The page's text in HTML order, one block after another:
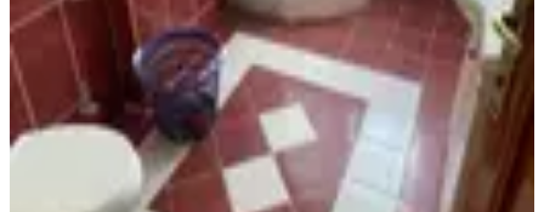
28.000 ₺
Destan EmlakYakup Canbaz